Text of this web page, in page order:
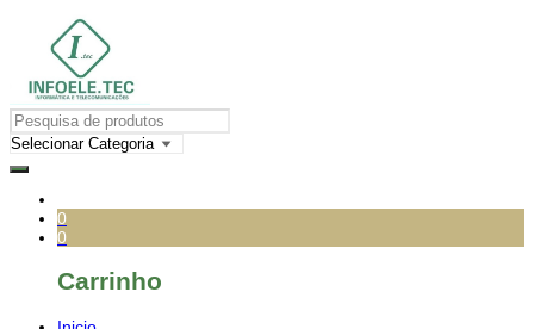
0
0
Carrinho